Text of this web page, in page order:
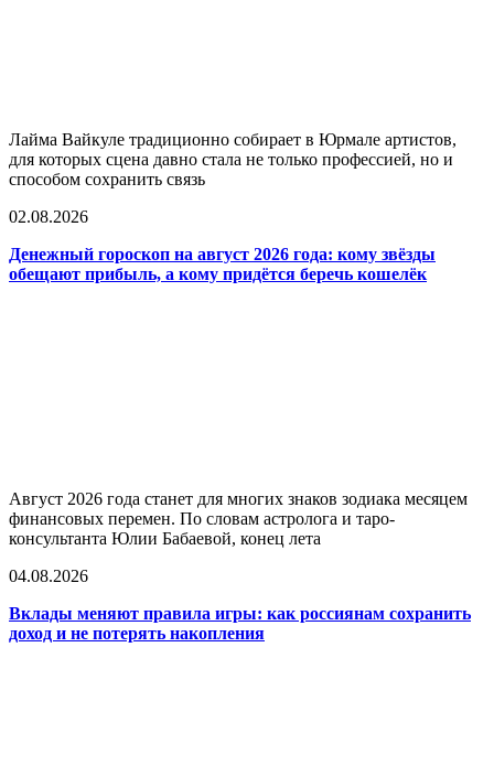
Лайма Вайкуле традиционно собирает в Юрмале артистов,
для которых сцена давно стала не только профессией, но и
способом сохранить связь
02.08.2026
Денежный гороскоп на август 2026 года: кому звёзды
обещают прибыль, а кому придётся беречь кошелёк
Август 2026 года станет для многих знаков зодиака месяцем
финансовых перемен. По словам астролога и таро-
консультанта Юлии Бабаевой, конец лета
04.08.2026
Вклады меняют правила игры: как россиянам сохранить
доход и не потерять накопления